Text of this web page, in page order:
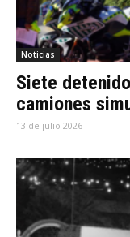
Noticias
Siete
camiones
13 de julio 2026